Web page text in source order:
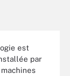
est
par